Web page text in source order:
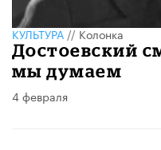
КУЛЬТУРА//Колонка
Достоевский
мы думаем
4 февраля